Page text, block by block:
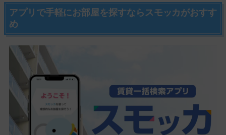
アプリで手軽にお部屋を探すならスモッカがおすす
め